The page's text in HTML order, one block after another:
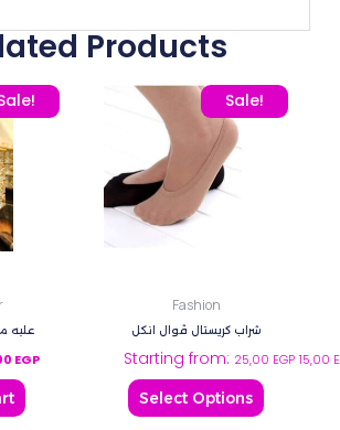
Products
علبه
price was: 350,00 EGP.
EGP
Current price is: 273,00 EGP. Sale!
Fashion
شراب كريستال ڤوال انكل
Starting from: 25,00 EGP 15,00
Select Options
This
product
on
the
product